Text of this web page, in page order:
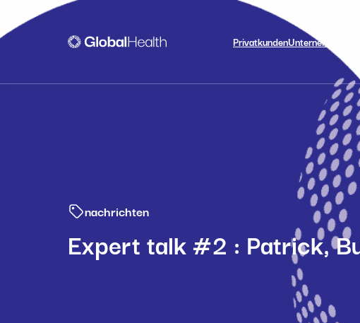
PrivatkundenUnternehmen
nachrichten
Expert talk #2 : Patrick,